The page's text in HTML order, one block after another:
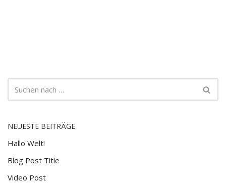
NEUESTE BEITRÄGE
Hallo Welt!
Blog Post Title
Video Post